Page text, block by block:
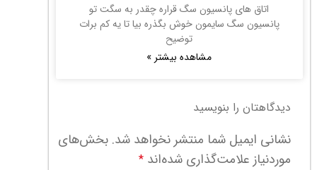
اتاق های پانسیون سگ قراره چقدر به سگت تو
پانسیون سگ سایمون خوش بگذره بیا تا یه کم برات
توضیح
مشاهده بیشتر »
دیدگاهتان را بنویسید
نشانی ایمیل شما منتشر نخواهد شد. بخش‌های
موردنیاز علامت‌گذاری شده‌اند *